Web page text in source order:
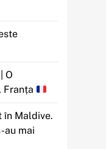
O
Franța
în Maldive.
au mai